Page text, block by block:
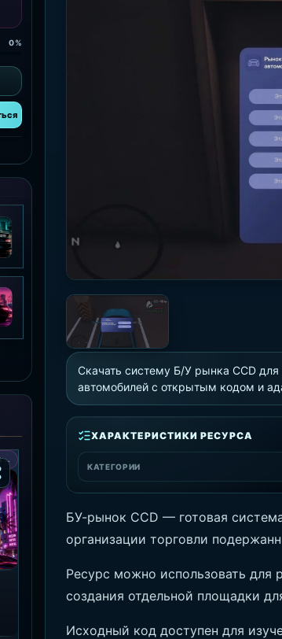
0%
НОВОСТИ GTA 6 — ДАТА ВЫХОДА, ТРЕЙЛЕРЫ И ПОДРОБНОСТИ ИГРЫ
Скачать систему Б/У рынка CCD
автомобилей с открытым кодом и
ХАРАКТЕРИСТИКИ РЕСУРСА
КАТЕГОРИИ
БУ-рынок CCD — готовая
организации торговли
Ресурс можно использовать для
создания отдельной площадки
Исходный код доступен для